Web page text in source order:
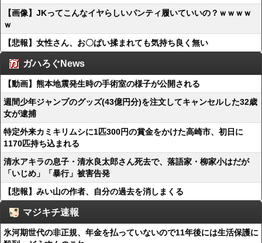
【画像】JKってこんなイヤらしいパンティ履いていいの？ｗｗｗｗ
ｗ
【悲報】女性さん、お〇ぱい揉まれても気持ち良く無い
ガハろぐNews
【動画】熊本地震発生時の手術室の様子が公開される
週間少年ジャンプのグッズ(43億円分)を注文してキャンセルした32歳
女が逮捕
特定外来カミキリムシに1匹300円の賞金をかけた高崎市、初日に
1170匹持ち込まれる
清水アキラの息子・清水良太郎さん死去で、落語家・柳家小はだが
「いじめ」「暴行」被害告発
【悲報】みい山の作者、自分の過去を消しまくる
マジキチ速報
氷河期世代の非正規、年金を払っていないので11年後には生活保護に